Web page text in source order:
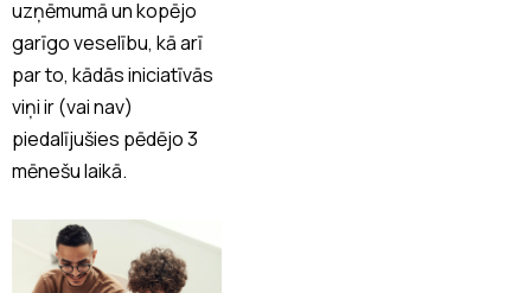
uzņēmumā un kopējo
garīgo veselību, kā arī
par to, kādās iniciatīvās
viņi ir (vai nav)
piedalījušies pēdējo 3
mēnešu laikā.